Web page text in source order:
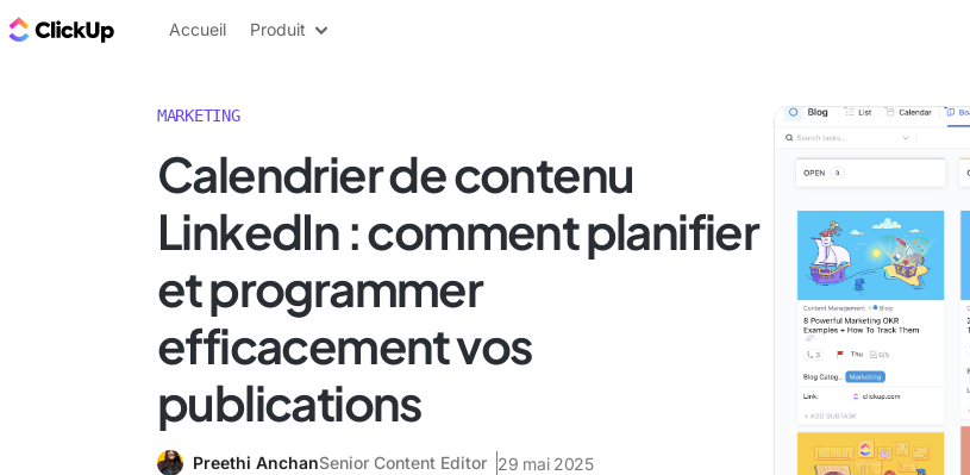
ClickUp Blog
Accueil Produit
MARKETING
Calendrier de contenu
LinkedIn : comment planifier
et programmer
efficacement vos
publications
Preethi AnchanSenior Content Editor 29 mai 2025